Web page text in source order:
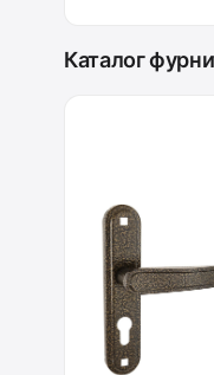
Каталог